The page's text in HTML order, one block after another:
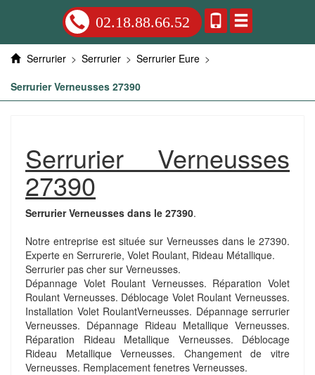
02.18.88.66.52
Serrurier > Serrurier > Serrurier Eure >
Serrurier Verneusses 27390
Serrurier Verneusses
27390
Serrurier Verneusses dans le 27390.
Notre entreprise est située sur Verneusses dans le 27390.
Experte en Serrurerie, Volet Roulant, Rideau Métallique.
Serrurier pas cher sur Verneusses.
Dépannage Volet Roulant Verneusses. Réparation Volet
Roulant Verneusses. Déblocage Volet Roulant Verneusses.
Installation Volet RoulantVerneusses. Dépannage serrurier
Verneusses. Dépannage Rideau Metallique Verneusses.
Réparation Rideau Metallique Verneusses. Déblocage
Rideau Metallique Verneusses. Changement de vitre
Verneusses. Remplacement fenetres Verneusses.